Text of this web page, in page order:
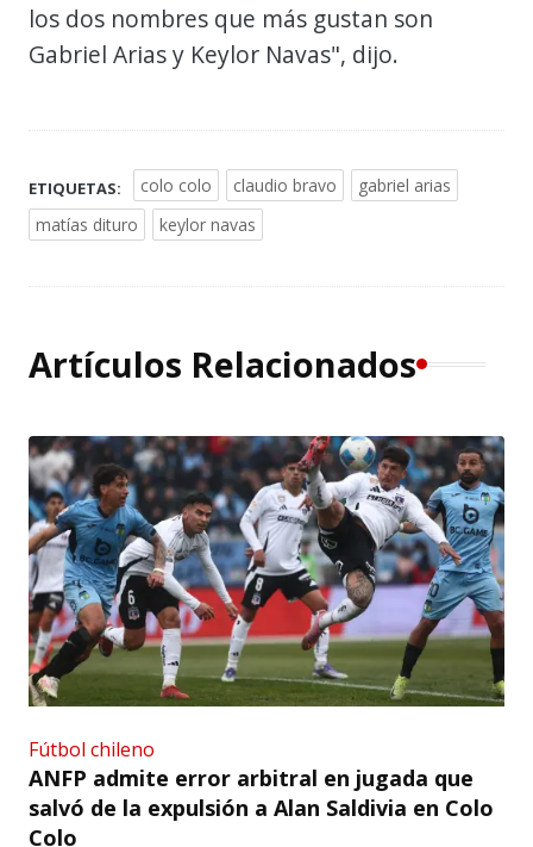
los dos nombres que más gustan son
Gabriel Arias y Keylor Navas", dijo.
ETIQUETAS: colo colo claudio bravo
gabriel arias
matías dituro
keylor navas
Artículos Relacionados
Fútbol chileno
ANFP admite error arbitral en jugada que
salvó de la expulsión a Alan Saldivia en Colo
Colo